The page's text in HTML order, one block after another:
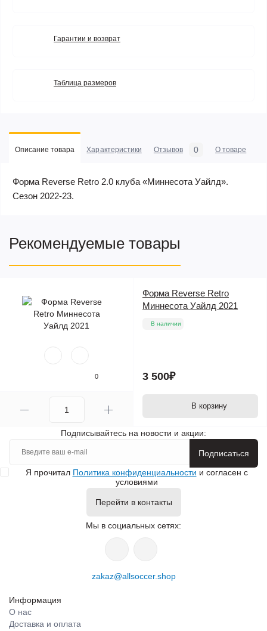
Гарантии и возврат
Таблица размеров
Описание товара Характеристики Отзывов 0 О товаре
Форма Reverse Retro 2.0 клуба «Миннесота Уайлд».
Сезон 2022-23.
Рекомендуемые товары
0
Форма Reverse Retro
Миннесота Уайлд 2021
В наличии
3 500₽
В корзину
Подписывайтесь на новости и акции:
Подписаться
Я прочитал Политика конфиденциальности и согласен с
условиями
Перейти в контакты
Мы в социальных сетях:
zakaz@allsoccer.shop
Информация
О нас
Доставка и оплата